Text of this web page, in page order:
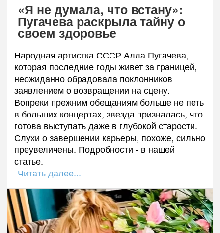
«Я не думала, что встану»:
Пугачева раскрыла тайну о
своем здоровье
Народная артистка СССР Алла Пугачева,
которая последние годы живет за границей,
неожиданно обрадовала поклонников
заявлением о возвращении на сцену.
Вопреки прежним обещаниям больше не петь
в больших концертах, звезда призналась, что
готова выступать даже в глубокой старости.
Слухи о завершении карьеры, похоже, сильно
преувеличены. Подробности - в нашей
статье.
Читать далее...